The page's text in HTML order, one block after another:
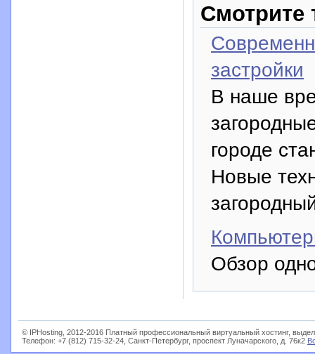
Смотрите
застройки
В наше
городе
Новые
Обзор
© IPHosting, 2012-2016 Платный профессиональный виртуальный хостинг,
Телефон: +7 (812) 715-32-24, Санкт-Петербург, проспект Луначарского, д. 76к2